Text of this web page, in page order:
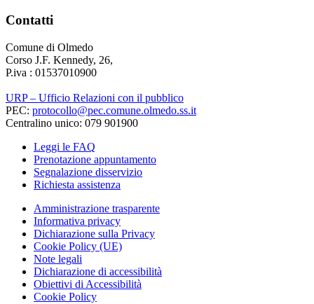
Contatti
Comune di Olmedo
Corso J.F. Kennedy, 26,
P.iva : 01537010900
URP – Ufficio Relazioni con il pubblico
PEC: protocollo@pec.comune.olmedo.ss.it
Centralino unico: 079 901900
Leggi le FAQ
Prenotazione appuntamento
Segnalazione disservizio
Richiesta assistenza
Amministrazione trasparente
Informativa privacy
Dichiarazione sulla Privacy
Cookie Policy (UE)
Note legali
Dichiarazione di accessibilità
Obiettivi di Accessibilità
Cookie Policy